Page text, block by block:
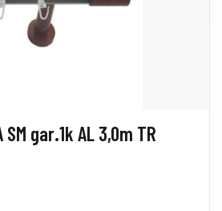
SM gar.1k AL 3,0m TR